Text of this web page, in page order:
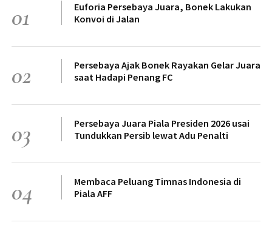
01
Euforia Persebaya Juara, Bonek Lakukan
Konvoi di Jalan
02
Persebaya Ajak Bonek Rayakan Gelar Juara
saat Hadapi Penang FC
03
Persebaya Juara Piala Presiden 2026 usai
Tundukkan Persib lewat Adu Penalti
04
Membaca Peluang Timnas Indonesia di
Piala AFF